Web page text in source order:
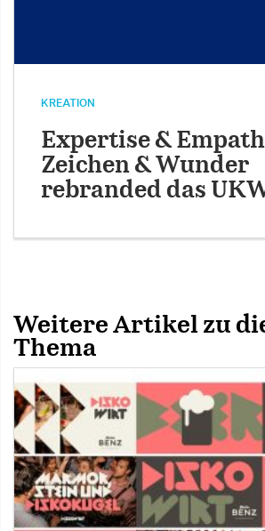
KREATION
Expertise &
Zeichen & Wunder
rebranded das
Weitere Artikel zu
Thema